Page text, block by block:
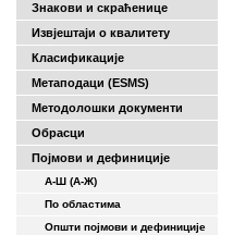
Знакови и скраћенице
Извјештаји о квалитету
Класификације
Метаподаци (ESMS)
Методолошки документи
Обрасци
Појмови и дефиниције
А-Ш (A-Ж)
По областима
Општи појмови и дефиниције